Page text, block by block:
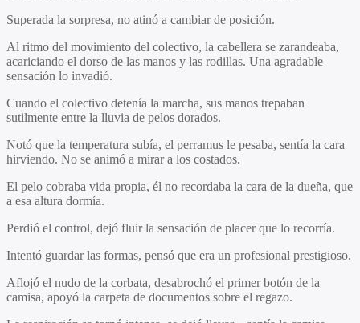
Superada la sorpresa, no atinó a cambiar de posición.
Al ritmo del movimiento del colectivo, la cabellera se zarandeaba,
acariciando el dorso de las manos y las rodillas. Una agradable
sensación lo invadió.
Cuando el colectivo detenía la marcha, sus manos trepaban
sutilmente entre la lluvia de pelos dorados.
Notó que la temperatura subía, el perramus le pesaba, sentía la cara
hirviendo. No se animó a mirar a los costados.
El pelo cobraba vida propia, él no recordaba la cara de la dueña, que
a esa altura dormía.
Perdió el control, dejó fluir la sensación de placer que lo recorría.
Intentó guardar las formas, pensó que era un profesional prestigioso.
Aflojó el nudo de la corbata, desabrochó el primer botón de la
camisa, apoyó la carpeta de documentos sobre el regazo.